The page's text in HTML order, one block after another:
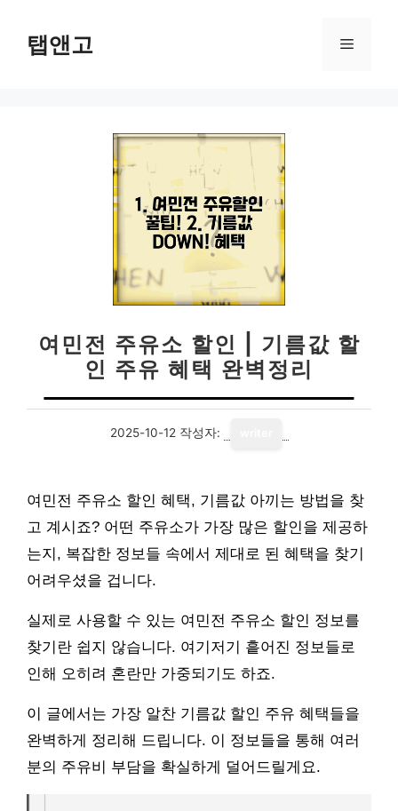
탭앤고 메
여민전 주유소 할인 | 기름값 할
인 주유 혜택 완벽정리
2025-10-12 작성자:
여민전 주유소 할인 혜택, 기름값 아끼는 방법을 찾
고 계시죠? 어떤 주유소가 가장 많은 할인을 제공하
는지, 복잡한 정보들 속에서 제대로 된 혜택을 찾기
어려우셨을 겁니다.
실제로 사용할 수 있는 여민전 주유소 할인 정보를
찾기란 쉽지 않습니다. 여기저기 흩어진 정보들로
인해 오히려 혼란만 가중되기도 하죠.
이 글에서는 가장 알찬 기름값 할인 주유 혜택들을
완벽하게 정리해 드립니다. 이 정보들을 통해 여러
분의 주유비 부담을 확실하게 덜어드릴게요.